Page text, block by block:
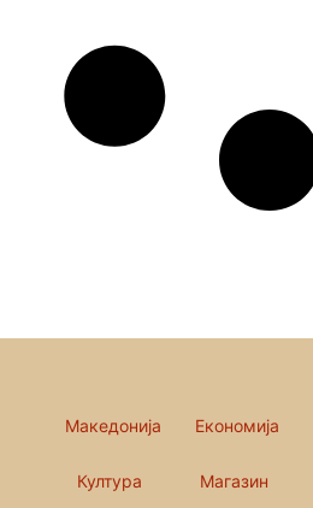
Македонија Економија
Култура Магазин